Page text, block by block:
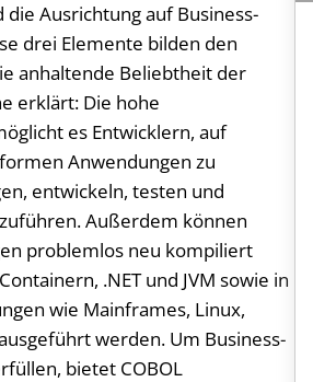
Ausrichtung auf Business-
drei Elemente bilden den
anhaltende Beliebtheit der
erklärt: Die hohe
es Entwicklern, auf
Anwendungen zu
entwickeln, testen und
Außerdem können
problemlos neu kompiliert
.NET und JVM sowie in
wie Mainframes, Linux,
werden. Um Business-
bietet COBOL